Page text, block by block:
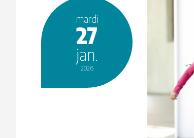
27
jan.
2026
mardi